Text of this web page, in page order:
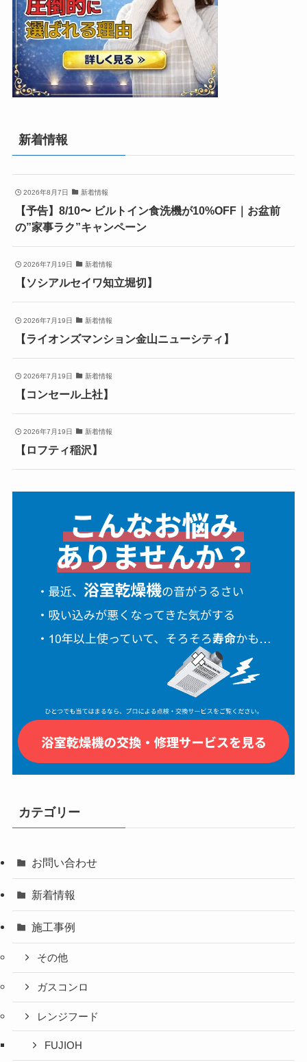
新着情報
2026年8月7日 新着情報
【予告】8/10〜 ビルトイン食洗機が10%OFF｜お盆前
の”家事ラク”キャンペーン
2026年7月19日 新着情報
【ソシアルセイワ知立堀切】
2026年7月19日 新着情報
【ライオンズマンション金山ニューシティ】
2026年7月19日 新着情報
【コンセール上社】
2026年7月19日 新着情報
【ロフティ稲沢】
カテゴリー
お問い合わせ
新着情報
施工事例
その他
ガスコンロ
レンジフード
FUJIOH